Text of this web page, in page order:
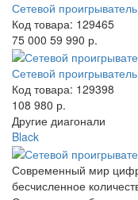
Сетевой
Код товара: 129465
75 000 59 990 р.
Сетевой
Код товара: 129398
108 980 р.
Другие диагонали
Black
Современный мир
бесчисленное